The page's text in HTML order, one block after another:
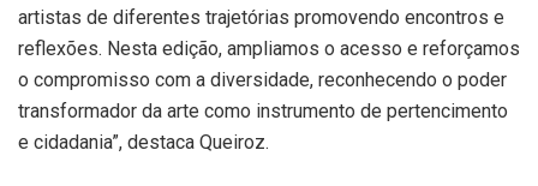
artistas de diferentes trajetórias promovendo encontros e
reflexões. Nesta edição, ampliamos o acesso e reforçamos
o compromisso com a diversidade, reconhecendo o poder
transformador da arte como instrumento de pertencimento
e cidadania”, destaca Queiroz.